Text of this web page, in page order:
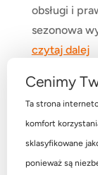
obsługi i
sezonowa
czytaj dalej
Cenimy
Ta strona
komfort
sklasyfikowane
ponieważ są